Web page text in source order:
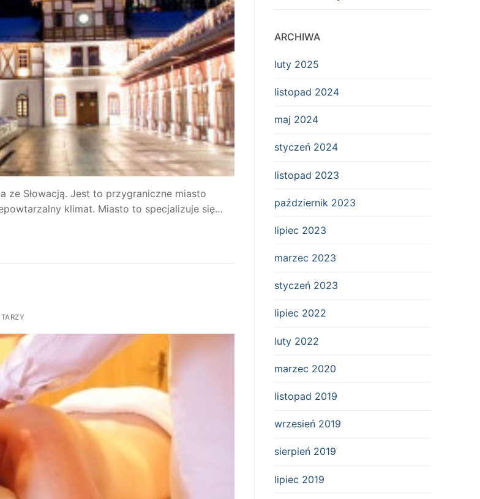
ze Słowacją. Jest to przygraniczne miasto
klimat. Miasto to specjalizuje się…
ARCHIWA
luty 2025
listopad 2024
maj 2024
styczeń 2024
listopad 2023
październik 2023
lipiec 2023
marzec 2023
styczeń 2023
lipiec 2022
luty 2022
marzec 2020
listopad 2019
wrzesień 2019
sierpień 2019
lipiec 2019